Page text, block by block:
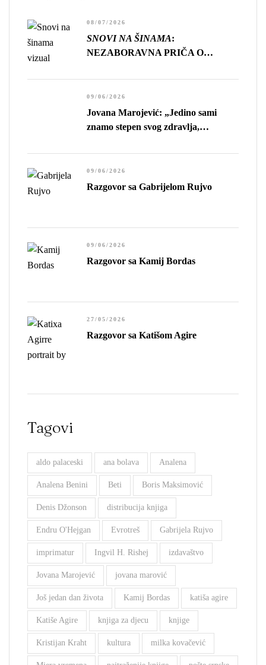
SNOVI NA ŠINAMA:
NEZABORAVNA PRIČA O
CENI NAPRETKA
08/07/2026
Jovana Marojević: „Jedino sami
znamo stepen svog zdravlja,
sposobnosti da živimo.”
09/06/2026
Razgovor sa Gabrijelom Rujvo
09/06/2026
Razgovor sa Kamij Bordas
09/06/2026
Razgovor sa Katišom Agire
27/05/2026
Tagovi
aldo palaceski ana bolava Analena
Analena Benini Beti Boris Maksimović
Denis Džonson distribucija knjiga
Endru O'Hejgan Evrotreš Gabrijela Rujvo
imprimatur Ingvil H. Rishej izdavaštvo
Jovana Marojević jovana marović
Još jedan dan života Kamij Bordas katiša agire
Katiše Agire knjiga za djecu knjige
Kristijan Kraht kultura milka kovačević